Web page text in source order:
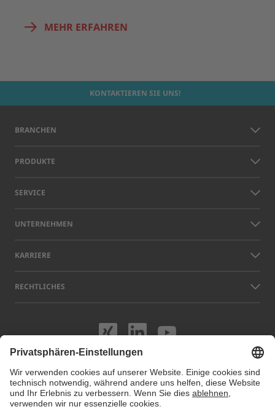
MEHR ERFAHREN
KONTAKTIEREN SIE UNS!
BRANCHEN
PRODUKTE
SERVICE
UNTERNEHMEN
KARRIERE
RECHTLICHES
Besuchen Sie
Besuchen Sie
Besuchen
Namen anderer Unternehmen und Produkte, die auf dieser Website
gezeigt werden, können Warenzeichen oder eingetragene Marken sein,
die nicht LAP, sondern den jeweiligen Eigentümern gehören. Unsere